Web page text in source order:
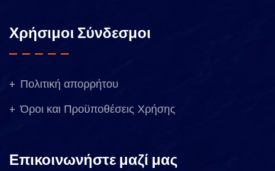
Χρήσιμοι Σύνδεσμοι
Πολιτική απορρήτου
Όροι και Προϋποθέσεις Χρήσης
Επικοινωνήστε μαζί μας